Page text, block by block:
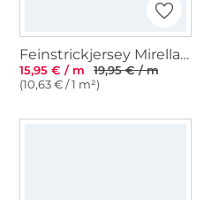
Feinstrickjersey Mirella, schwarz
15,95 € / m
19,95 € / m
(10,63 € / 1 m²)